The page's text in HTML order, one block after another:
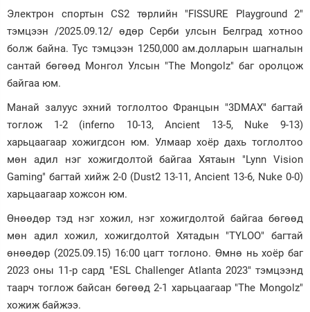
Зурхай
Электрон спортын CS2 төрлийн "FISSURE Playground 2"
тэмцээн /2025.09.12/ өдөр Серби улсын Белград хотноо
болж байна. Тус тэмцээн 1250,000 ам.долларын шагналын
сантай бөгөөд Монгол Улсын "The Mongolz" баг оролцож
байгаа юм.
Манай залуус эхний тоглолтоо Францын "3DMAX" багтай
тоглож 1-2 (inferno 10-13, Ancient 13-5, Nuke 9-13)
харьцаагаар хожигдсон юм. Улмаар хоёр дахь тоглолтоо
мөн адил нэг хожигдолтой байгаа Хятаын "Lynn Vision
Gaming" багтай хийж 2-0 (Dust2 13-11, Ancient 13-6, Nuke 0-0)
харьцаагаар хожсон юм.
Өнөөдөр тэд нэг хожил, нэг хожигдолтой байгаа бөгөөд
мөн адил хожил, хожигдолтой Хятадын "TYLOO" багтай
өнөөдөр (2025.09.15) 16:00 цагт тоглоно. Өмнө нь хоёр баг
2023 оны 11-р сард "ESL Challenger Atlanta 2023" тэмцээнд
таарч тоглож байсан бөгөөд 2-1 харьцаагаар "The Mongolz"
хожиж байжээ.